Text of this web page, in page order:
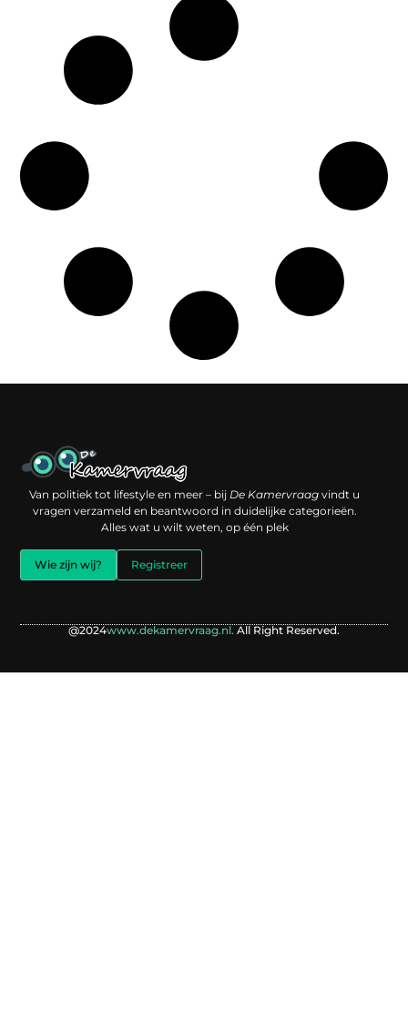
Van politiek tot lifestyle en meer – bijDe Kamervraag vindt u
vragen verzameld en beantwoord in duidelijke categorieën.
Alles wat u wilt weten, op één plek
Wie zijn wij? Registreer
@2024www.dekamervraag.nl. All Right Reserved.